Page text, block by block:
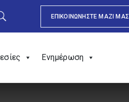
ΕΠΙΚΟΙΝΩΝΗΣΤΕ ΜΑΖΙ ΜΑΣ
Ενημέρωση